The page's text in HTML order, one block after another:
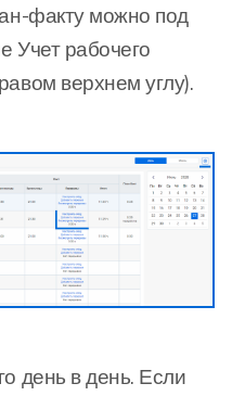
факту можно под
Учет рабочего
верхнем углу).
день в день. Если